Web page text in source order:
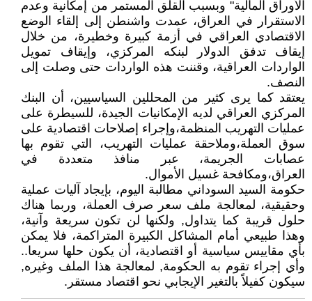
الأوراق المالية" وبسبب القلق المستمر من إمكانية وعدم
الاستقرار في العراق، عمدت واشنطن إلى إلقاء الوضع
الاقتصادي العراقي في أزمة كبيرة وخطيرة، من خلال
إيقاف تدفق الدولار لبنكه المركزي، وإيقاف تمويل
الواردات العراقية، وقننت هذه الواردات حتى وصلت إلى
النصف.
يعتقد كما يرى كثير من المحللين السياسيين، أن البنك
المركزي العراقي لديه الإمكانيات الجيدة، للسيطرة على
عمليات التهريب المنظمة،وإجراء إصلاحات اقتصادية على
سوق العملة،وملاحقة عمليات التهريب، التي تقوم بها
عصابات الجريمة، عبر منافذ متعددة في
العراق،ومكافحة غسيل الأموال.
حكومة السيد السوداني مطالبة اليوم، بإيجاد آليات عملية
وحقيقية، لمعالجة ملف سعر صرف العملة، وربما هناك
حلول قريبة كما يتداول, ولكنها لن تكون سريعة وآنية،
وهذا طبيعي أمام المشاكل الكبيرة المتراكمة، فلا يمكن
بأي مقاييس سياسية أو اقتصادية، أن يكون حلها سريعا..
وأي إجراء تقوم به الحكومة, لمعالجة هذا الملف وغيره,
سيكون كفيلاً بالتغير الإيجابي نحو اقتصاد مستقر.